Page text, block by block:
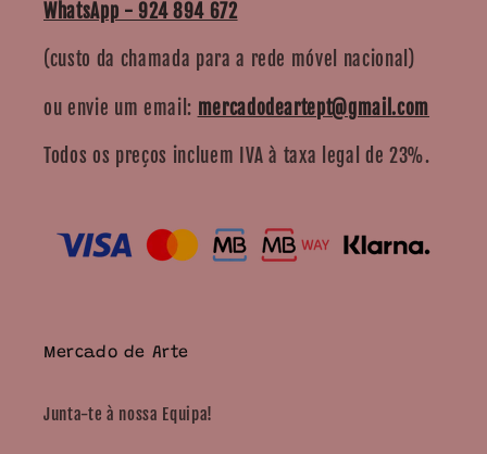
WhatsApp - 924 894 672
(custo da chamada para a rede móvel nacional)
ou envie um email: mercadodeartept@gmail.com
Todos os preços incluem IVA à taxa legal de 23%.
Mercado de Arte
Junta-te à nossa Equipa!